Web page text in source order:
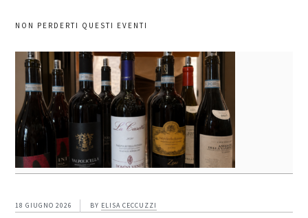
NON PERDERTI QUESTI EVENTI
18 GIUGNO 2026 BY ELISA CECCUZZI